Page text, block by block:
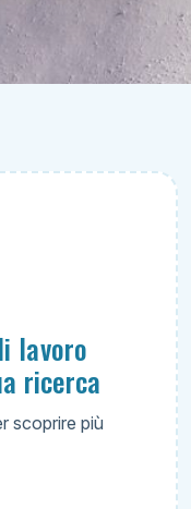
lavoro
ricerca
scoprire più